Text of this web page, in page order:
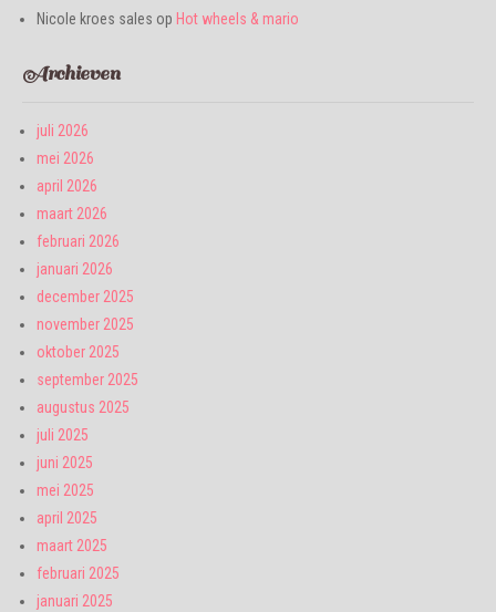
Nicole kroes sales op Hot wheels & mario
Archieven
juli 2026
mei 2026
april 2026
maart 2026
februari 2026
januari 2026
december 2025
november 2025
oktober 2025
september 2025
augustus 2025
juli 2025
juni 2025
mei 2025
april 2025
maart 2025
februari 2025
januari 2025